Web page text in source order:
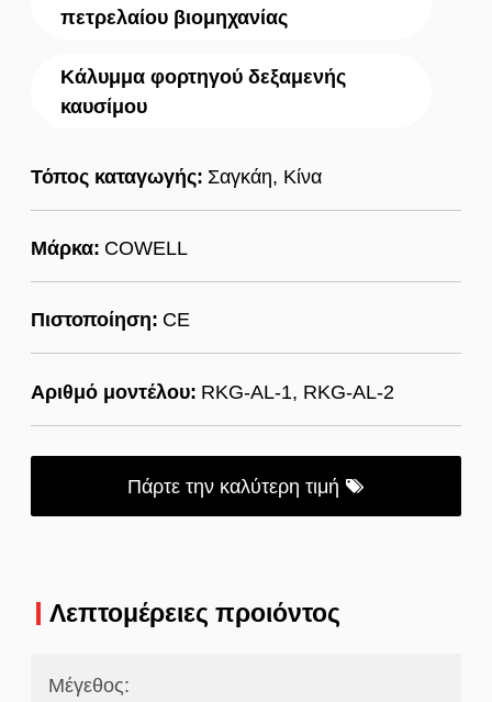
πετρελαίου βιομηχανίας
Κάλυμμα φορτηγού δεξαμενής
καυσίμου
Τόπος καταγωγής: Σαγκάη, Κίνα
Μάρκα: COWELL
Πιστοποίηση: CE
Αριθμό μοντέλου: RKG-AL-1, RKG-AL-2
Πάρτε την καλύτερη τιμή
Λεπτομέρειες προιόντος
Μέγεθος: